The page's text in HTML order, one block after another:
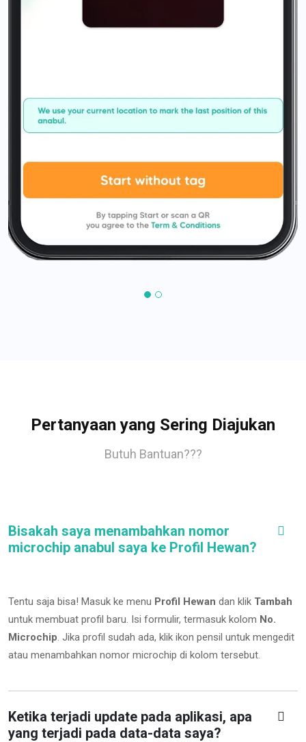
Pertanyaan yang Sering Diajukan
Butuh Bantuan???
Bisakah saya menambahkan nomor
microchip anabul saya ke Profil Hewan?
Tentu saja bisa! Masuk ke menu Profil Hewan dan klik Tambah
untuk membuat profil baru. Isi formulir, termasuk kolom No.
Microchip. Jika profil sudah ada, klik ikon pensil untuk mengedit
atau menambahkan nomor microchip di kolom tersebut.
Ketika terjadi update pada aplikasi, apa
yang terjadi pada data-data saya?